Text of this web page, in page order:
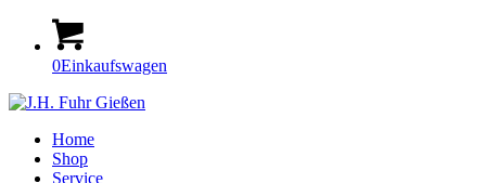
0Einkaufswagen
Home
Shop
Service